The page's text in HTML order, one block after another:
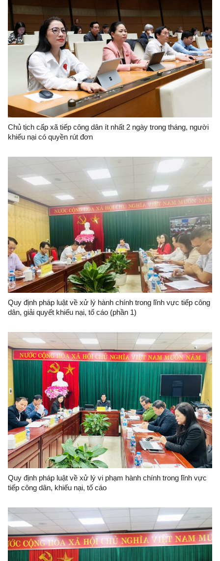
Chủ tịch cấp xã tiếp công dân ít nhất 2 ngày trong tháng, người
khiếu nại có quyền rút đơn
Quy định pháp luật về xử lý hành chính trong lĩnh vực tiếp công
dân, giải quyết khiếu nại, tố cáo (phần 1)
Quy định pháp luật về xử lý vi phạm hành chính trong lĩnh vực
tiếp công dân, khiếu nại, tố cáo